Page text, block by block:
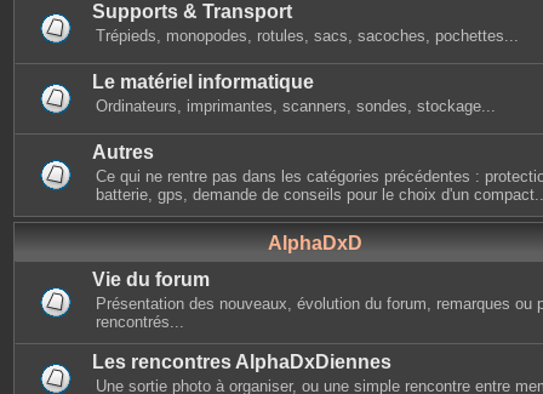
Supports & Transport
Trépieds, monopodes, rotules, sacs, sacoches, pochettes...
Le matériel informatique
Ordinateurs, imprimantes, scanners, sondes, stockage...
Autres
Ce qui ne rentre pas dans les catégories précédentes :
batterie, gps, demande de conseils pour le choix d'un
AlphaDxD
Vie du forum
Présentation des nouveaux, évolution du forum, remarques ou
rencontrés...
Les rencontres AlphaDxDiennes
Une sortie photo à organiser, ou une simple rencontre entre